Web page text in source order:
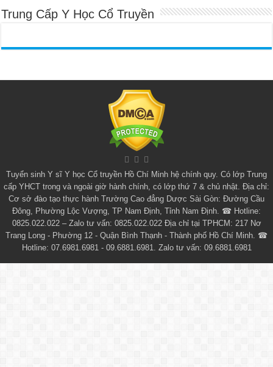
Trung Cấp Y Học Cổ Truyền
Tuyển sinh Y sĩ Y học Cổ truyền Hồ Chí Minh hệ chính quy. Có lớp Trung
cấp YHCT trong và ngoài giờ hành chính, có lớp thứ 7 & chủ nhật. Địa chỉ:
Cơ sở đào tạo thực hành Trường Cao đẳng Dược Sài Gòn: Đường Cầu
Đông, Phường Lộc Vượng, TP Nam Định, Tỉnh Nam Định. ☎ Hotline:
0825.022.022 – Zalo tư vấn: 0825.022.022 Địa chỉ tại TPHCM: 217 Nơ
Trang Long - Phường 12 - Quận Bình Thạnh - Thành phố Hồ Chí Minh. ☎
Hotline: 07.6981.6981 - 09.6881.6981. Zalo tư vấn: 09.6881.6981